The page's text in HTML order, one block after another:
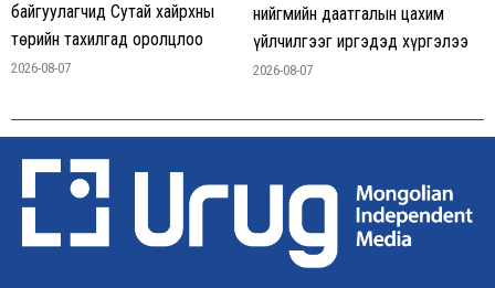
байгуулагчид Сутай хайрхны
төрийн тахилгад оролцлоо
2026-08-07
нийгмийн даатгалын цахим
үйлчилгээг иргэдэд хүргэлээ
2026-08-07